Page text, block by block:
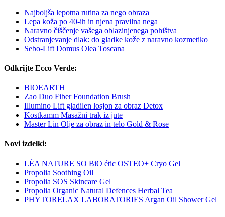
Najboljša lepotna rutina za nego obraza
Lepa koža po 40-ih in njena pravilna nega
Naravno čiščenje vašega oblazinjenega pohištva
Odstranjevanje dlak: do gladke kože z naravno kozmetiko
Sebo-Lift Domus Olea Toscana
Odkrijte Ecco Verde:
BIOEARTH
Zao Duo Fiber Foundation Brush
Illumino Lift gladilen losjon za obraz Detox
Kostkamm Masažni trak iz jute
Master Lin Olje za obraz in telo Gold & Rose
Novi izdelki:
LÉA NATURE SO BiO étic OSTEO+ Cryo Gel
Propolia Soothing Oil
Propolia SOS Skincare Gel
Propolia Organic Natural Defences Herbal Tea
PHYTORELAX LABORATORIES Argan Oil Shower Gel